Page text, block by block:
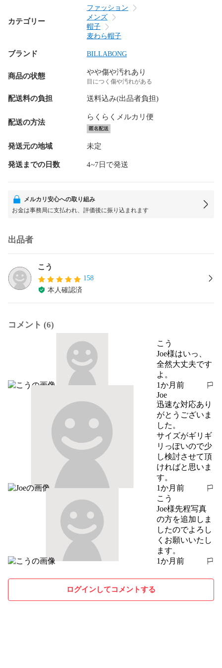
カテゴリー
ファッション
メンズ
帽子
麦わら帽子
ブランド BILLABONG
商品の状態 やや傷や汚れあり
目につく傷や汚れがある
配送料の負担 送料込み(出品者負担)
配送の方法
らくらくメルカリ便
匿名配送
発送元の地域 未定
発送までの日数 4~7日で発送
メルカリ安心への取り組み
お金は事務局に支払われ、評価後に振り込まれます
出品者
こう
158
本人確認済
コメント (6)
こう
Joe様はいっ、
全然大丈夫です
よ。
1か月前
報告する
Joe
迅速な対応あり
がとうございま
した。
サイズがギリギ
リっぽいので少
し検討させて頂
ければと思いま
す。
1か月前
報告する
こう
Joe様先程写真
の方を追加しま
したのでよろし
くお願いいたし
ます。
1か月前
報告する
ログインしてコメントする